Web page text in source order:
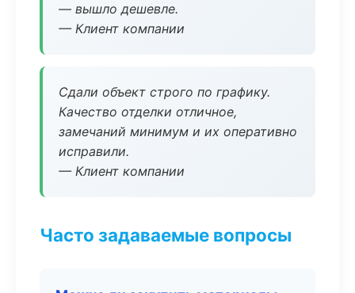
— вышло дешевле.
— Клиент компании
Сдали объект строго по графику.
Качество отделки отличное,
замечаний минимум и их оперативно
исправили.
— Клиент компании
Часто задаваемые вопросы